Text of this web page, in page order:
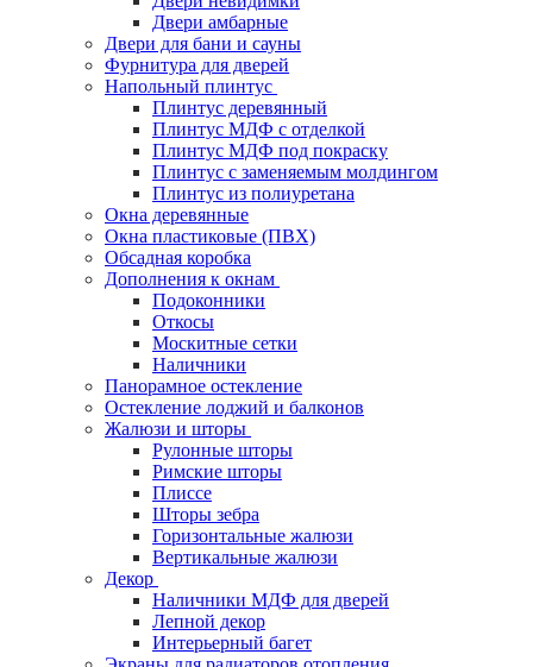
Двери амбарные
Двери для бани и сауны
Фурнитура для дверей
Напольный плинтус
Плинтус деревянный
Плинтус МДФ с отделкой
Плинтус МДФ под покраску
Плинтус с заменяемым молдингом
Плинтус из полиуретана
Окна деревянные
Окна пластиковые (ПВХ)
Обсадная коробка
Дополнения к окнам
Подоконники
Откосы
Москитные сетки
Наличники
Панорамное остекление
Остекление лоджий и балконов
Жалюзи и шторы
Рулонные шторы
Римские шторы
Плиссе
Шторы зебра
Горизонтальные жалюзи
Вертикальные жалюзи
Декор
Наличники МДФ для дверей
Лепной декор
Интерьерный багет